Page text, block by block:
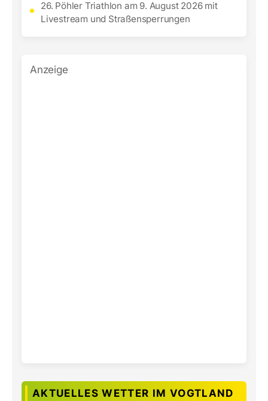
26. Pöhler Triathlon am 9. August 2026 mit
Livestream und Straßensperrungen
Anzeige
AKTUELLES WETTER IM VOGTLAND